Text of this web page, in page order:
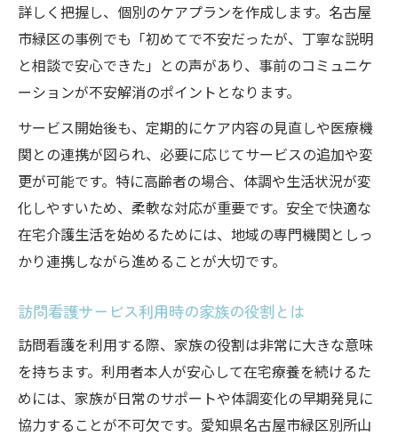
訪問看護利用でよくあるトラブルと対策
詳しく把握し、個別のケアプランを作成します。名古屋
市緑区の事例でも「初めてで不安だったが、丁寧な説明
と相談で安心できた」との声があり、事前のコミュニケ
ーションが不安解消のポイントとなります。
サービス開始後も、定期的にケア内容の見直しや医療機
関との連携が図られ、必要に応じてサービスの追加や変
更が可能です。特に高齢者の場合、体調や生活状況が変
化しやすいため、柔軟な対応が重要です。安全で快適な
在宅介護生活を始めるためには、地域の専門機関としっ
かり連携しながら進めることが大切です。
訪問看護サービス利用時の家族の役割とは
訪問看護を利用する際、家族の役割は非常に大きな意味
を持ちます。利用者本人が安心して在宅療養を続けるた
めには、家族が日常のサポートや体調変化の早期発見に
協力することが不可欠です。愛知県名古屋市緑区別所山